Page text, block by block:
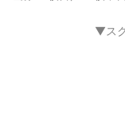
▼ス